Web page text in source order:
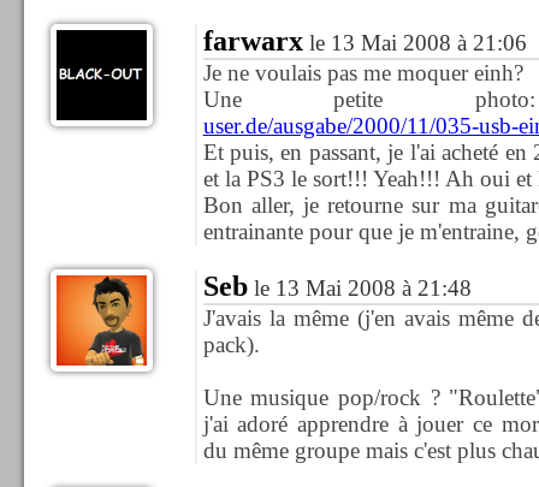
farwarxle 13 Mai 2008 à 21:06
Je ne voulais pas me moquer einh?
Une petite
user.de/ausgabe/2000/11/035-usb-
Et puis, en passant, je l'ai acheté
et la PS3 le sort!!! Yeah!!! Ah oui
Bon aller, je retourne sur ma
entrainante pour que je m'entraine,
Seble 13 Mai 2008 à 21:48
J'avais la même (j'en avais même
pack).
Une musique pop/rock ?
j'ai adoré apprendre à jouer ce
du même groupe mais c'est plus